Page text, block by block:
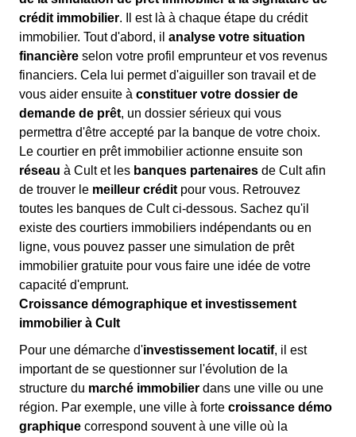
crédit immobilier. Il est là à chaque étape du crédit
immobilier. Tout d'abord, il analyse votre situation
financière selon votre profil emprunteur et vos revenus
financiers. Cela lui permet d'aiguiller son travail et de
vous aider ensuite à constituer votre dossier de
demande de prêt, un dossier sérieux qui vous
permettra d'être accepté par la banque de votre choix.
Le courtier en prêt immobilier actionne ensuite son
réseau à Cult et les banques partenaires de Cult afin
de trouver le meilleur crédit pour vous. Retrouvez
toutes les banques de Cult ci-dessous. Sachez qu'il
existe des courtiers immobiliers indépendants ou en
ligne, vous pouvez passer une simulation de prêt
immobilier gratuite pour vous faire une idée de votre
capacité d'emprunt.
Croissance démographique et investissement
immobilier à Cult
Pour une démarche d'investissement locatif, il est
important de se questionner sur l'évolution de la
structure du marché immobilier dans une ville ou une
région. Par exemple, une ville à forte croissance démo
graphique correspond souvent à une ville où la